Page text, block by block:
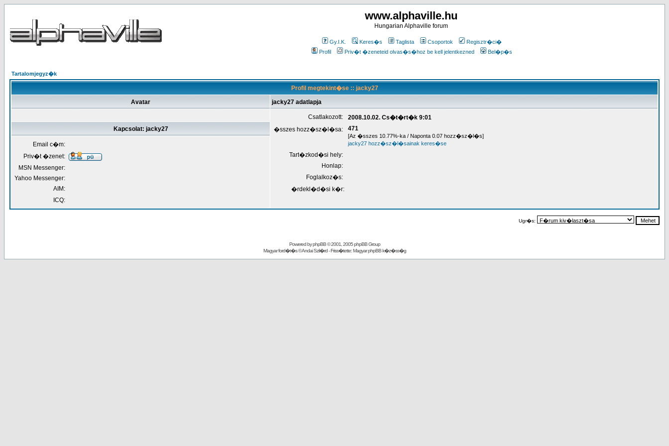
www.alphaville.hu
Hungarian Alphaville forum
Gy.I.K. Keres�s Taglista Csoportok
Regisztr�ci�
Profil
Priv�t �zeneteid olvas�s�hoz be kell jelentkezned Bel�p�s
Tartalomjegyz�k
Profil megtekint�se :: jacky27
Avatar
jacky27 adatlapja
Csatlakozott:
2008.10.02. Cs�t�rt�k 9:01
�sszes hozz�sz�l�sa:
471
[Az �sszes 10.77%-ka / Naponta 0.07 hozz�sz�l�s]
jacky27 hozz�sz�l�sainak keres�se
Tart�zkod�si hely:
Honlap:
Foglalkoz�s:
�rdekl�d�si k�r:
Kapcsolat: jacky27
Email c�m:
Priv�t �zenet:
MSN Messenger:
Yahoo Messenger:
AIM:
ICQ:
Ugr�s:
Powered byphpBB© 2001, 2005 phpBB Group
Magyar ford�t�s ©Andai Szil�rd- Friss�tette:Magyar phpBB k�z�ss�g